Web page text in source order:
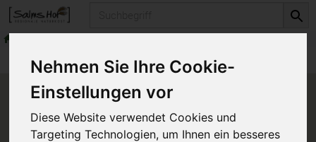
Nehmen Sie Ihre Cookie-
Einstellungen vor
Diese Website verwendet Cookies und
Targeting Technologien, um Ihnen ein besseres
Produkte Vorratskammer Brotaufstriche
Produkt "Kinder Streich mit
Apfelsüße" nicht verfügbar.